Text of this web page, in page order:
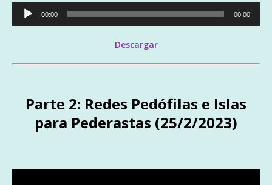
Reproductor
00:00 00:00
Descargar
Parte 2: Redes Pedófilas e Islas
para Pederastas (25/2/2023)